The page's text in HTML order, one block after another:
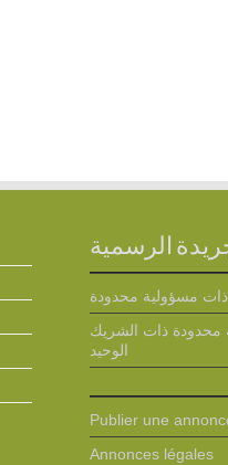
الرسمية
مسؤولية محدودة
ذات الشريك
الوحيد
Publier une
Annonces légales